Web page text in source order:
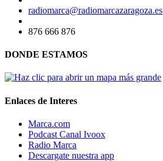
radiomarca@radiomarcazaragoza.es
876 666 876
DONDE ESTAMOS
Enlaces de Interes
Marca.com
Podcast Canal Ivoox
Radio Marca
Descargate nuestra app